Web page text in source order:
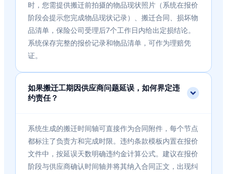
时，您需提供搬迁前拍摄的物品现状照片（系统在报价
阶段会提示您完成物品现状记录）、搬迁合同、损坏物
品清单，保险公司受理后7个工作日内给出定损结论。
系统保存完整的报价记录和物品清单，可作为理赔凭
证。
如果搬迁工期因供应商问题延误，如何界定违
约责任？
系统生成的搬迁时间轴可直接作为合同附件，每个节点
都标注了负责方和完成时限。违约条款模板内置在报价
文件中，按延误天数明确违约金计算公式。建议在报价
阶段与供应商确认时间轴并将其纳入合同正文，出现纠